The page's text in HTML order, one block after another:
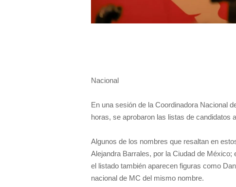
Nacional
En una sesión de la Coordinadora Nacional
horas, se aprobaron las listas de candidatos
Algunos de los nombres que resaltan en
Alejandra Barrales, por la Ciudad de
el listado también aparecen figuras como
nacional de MC del mismo nombre.